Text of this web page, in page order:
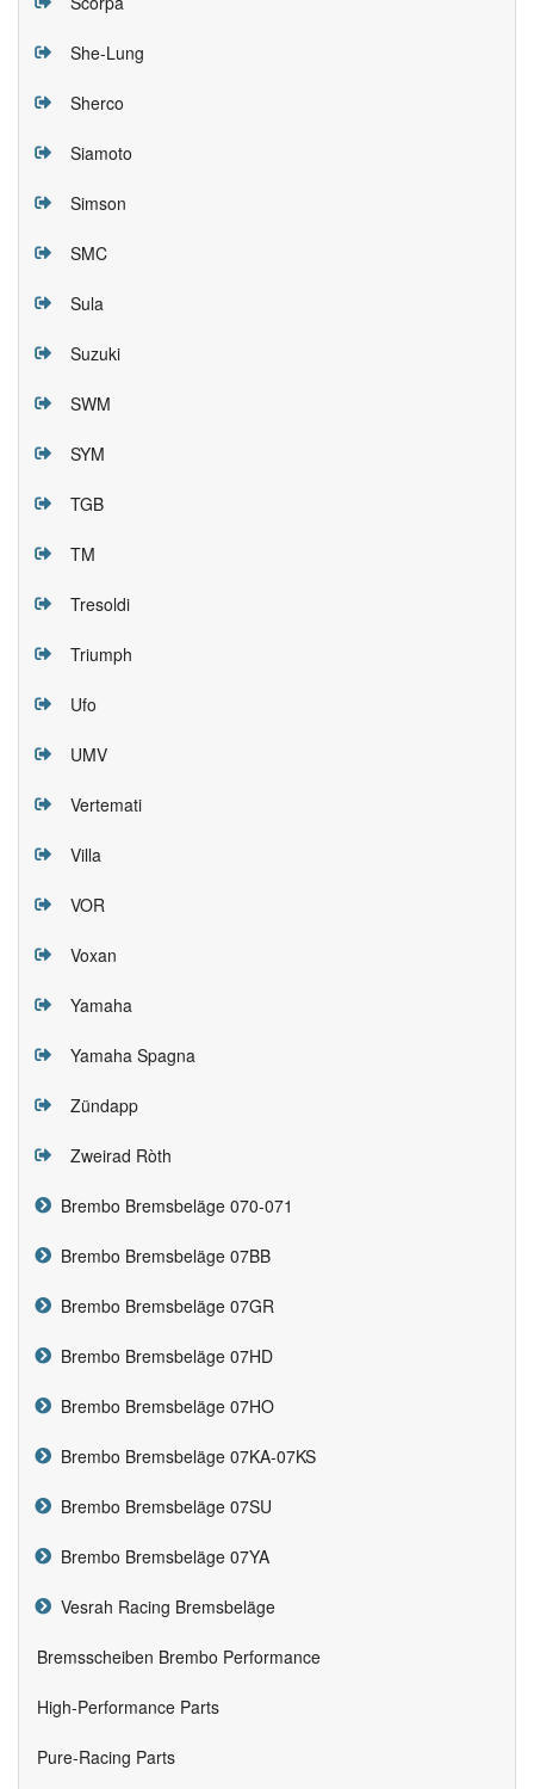
She-Lung
Sherco
Siamoto
Simson
SMC
Sula
Suzuki
SWM
SYM
TGB
TM
Tresoldi
Triumph
Ufo
UMV
Vertemati
Villa
VOR
Voxan
Yamaha
Yamaha Spagna
Zündapp
Zweirad Ròth
Brembo Bremsbeläge 070-071
Brembo Bremsbeläge 07BB
Brembo Bremsbeläge 07GR
Brembo Bremsbeläge 07HD
Brembo Bremsbeläge 07HO
Brembo Bremsbeläge 07KA-07KS
Brembo Bremsbeläge 07SU
Brembo Bremsbeläge 07YA
Vesrah Racing Bremsbeläge
Bremsscheiben Brembo Performance
High-Performance Parts
Pure-Racing Parts